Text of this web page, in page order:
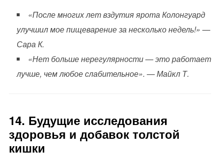
«После многих лет вздутия ярота Колонгуард
улучшил мое пищеварение за несколько недель!» —
Сара К.
«Нет больше нерегулярности — это работает
лучше, чем любое слабительное». — Майкл Т.
14. Будущие исследования
здоровья и добавок толстой
кишки